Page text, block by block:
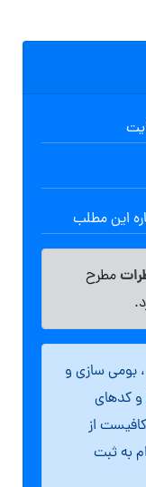
این مطلب
مطرح
بومی سازی و
کدهای
از
به ثبت